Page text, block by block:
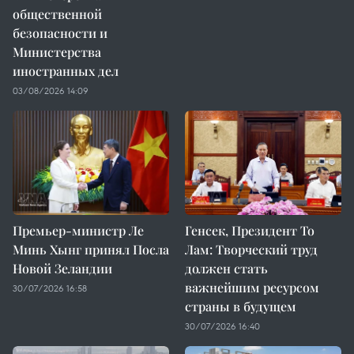
общественной
безопасности и
Министерства
иностранных дел
03/08/2026 14:09
Премьер-министр Ле
Минь Хынг принял Посла
Новой Зеландии
30/07/2026 16:58
Генсек, Президент То
Лам: Творческий труд
должен стать
важнейшим ресурсом
страны в будущем
30/07/2026 16:40